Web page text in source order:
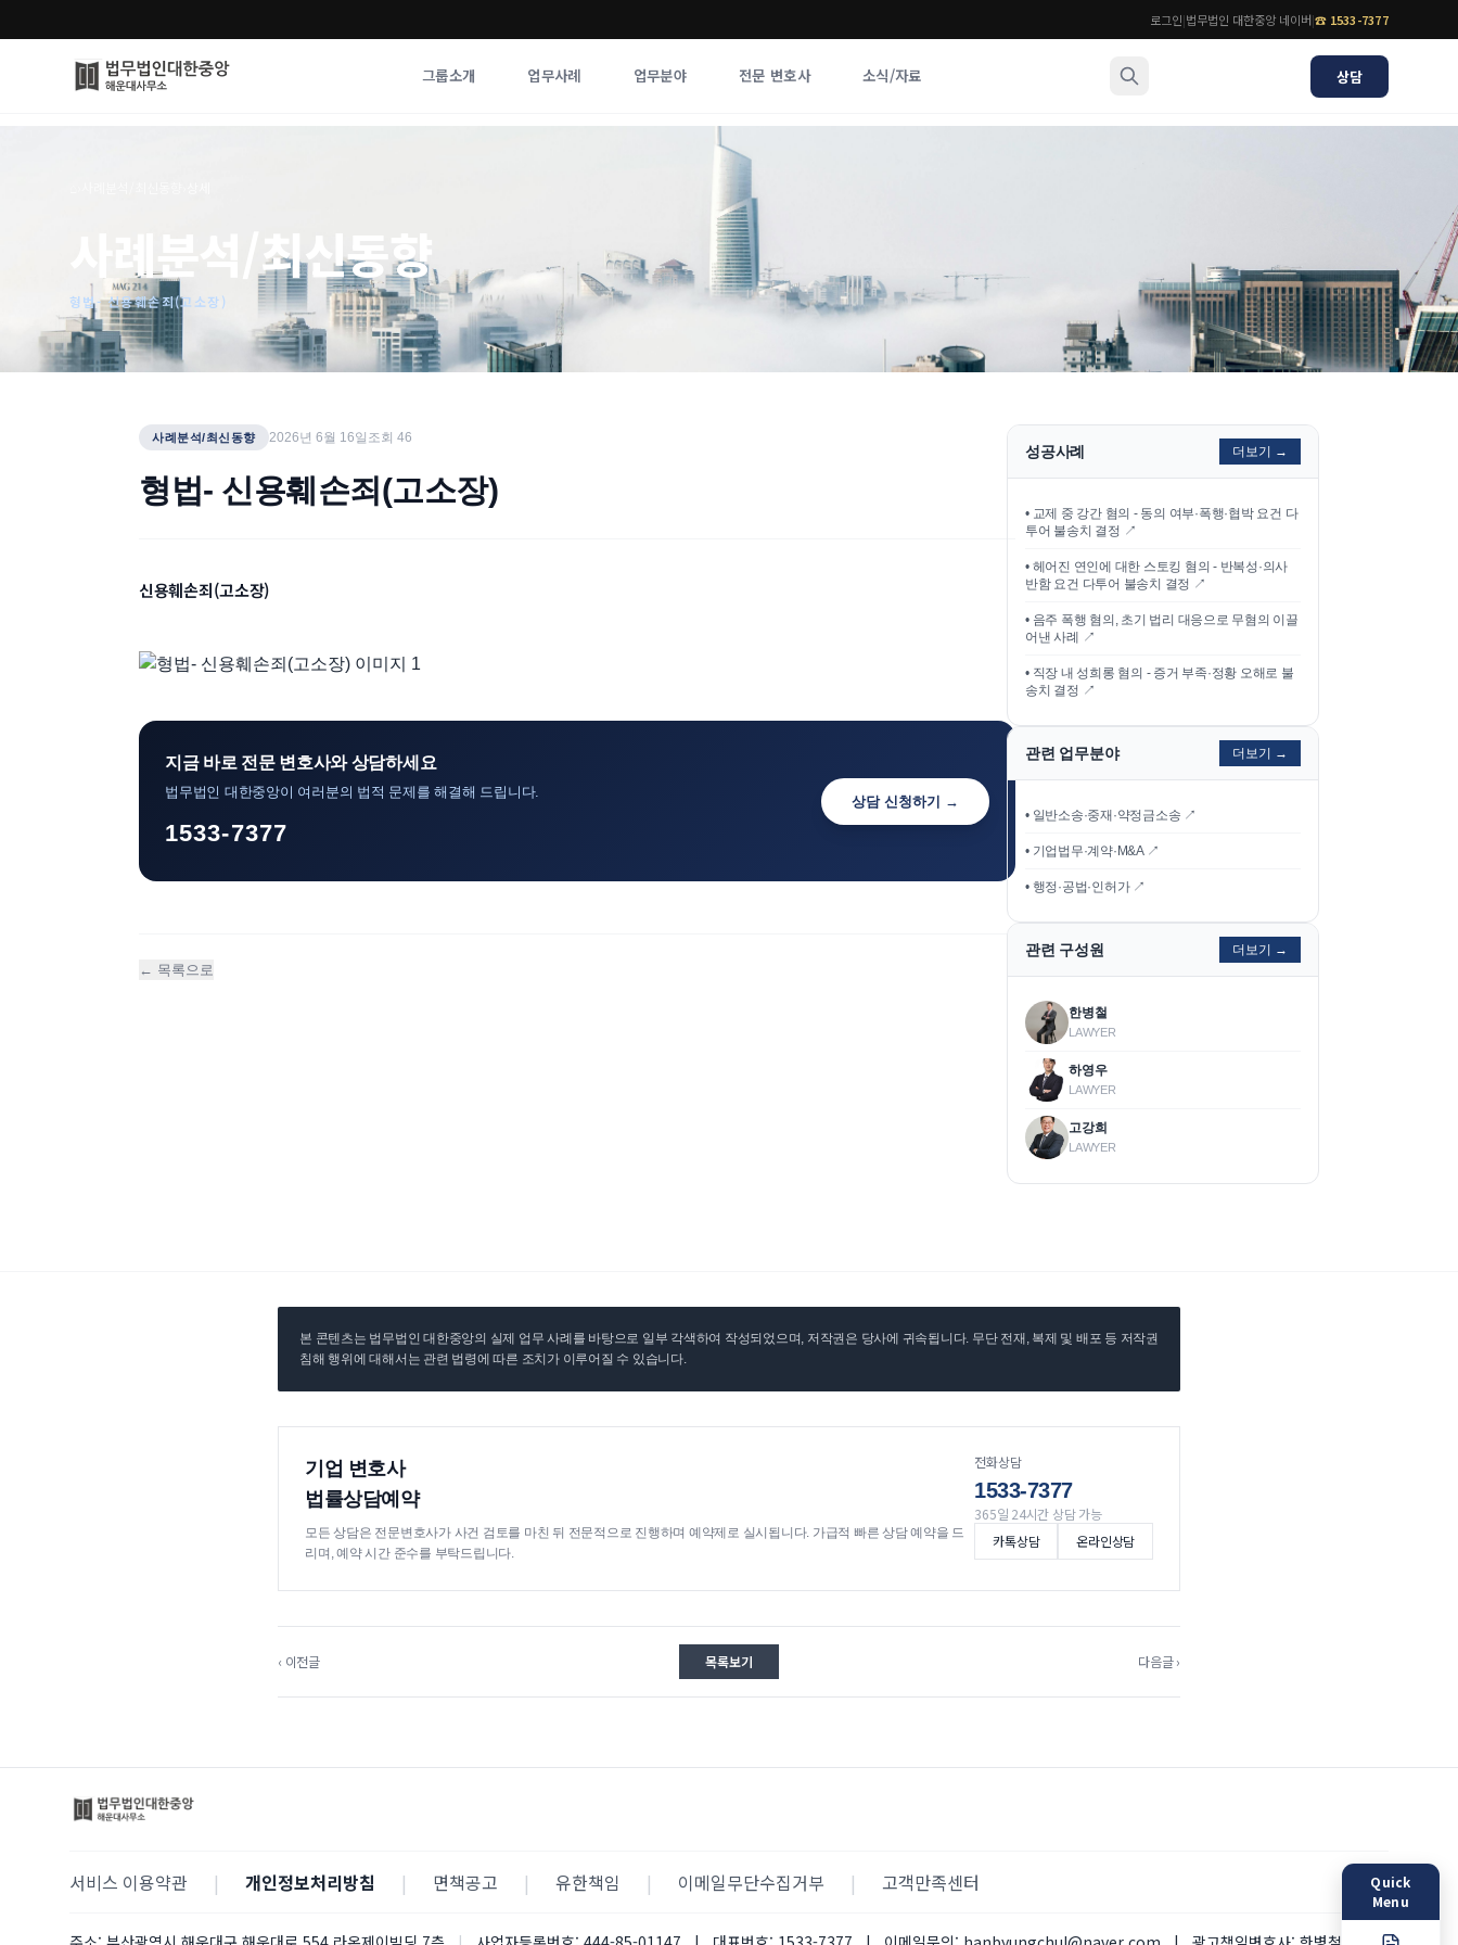
로그인|법무법인 대한중앙 네이버|☎ 1533-7377
그룹소개 업무사례 업무분야 전문 변호사 소식/자료 상담
사례분석/최신동향
법률정보
법률지식인
고객후기
법률 블로그
법률서식
뉴스레터/브로슈어
사례분석/최신동향
형법- 신용훼손죄(고소장)
사례분석/최신동향 2026년 6월 16일 조회 46
형법- 신용훼손죄(고소장)
신용훼손죄(고소장)
지금 바로 전문 변호사와 상담하세요
법무법인 대한중앙이 여러분의 법적 문제를 해결해 드립니다.
1533-7377
상담 신청하기 →
← 목록으로
성공사례 더보기 →
• 교제 중 강간 혐의 - 동의 여부·폭행·협박 요건 다
투어 불송치 결정 ↗
• 헤어진 연인에 대한 스토킹 혐의 - 반복성·의사
반함 요건 다투어 불송치 결정 ↗
• 음주 폭행 혐의, 초기 법리 대응으로 무혐의 이끌
어낸 사례
↗
• 직장 내 성희롱 혐의 - 증거 부족·정황 오해로 불
송치 결정 ↗
관련 업무분야 더보기 →
• 일반소송·중재·약정금소송 ↗
• 기업법무·계약·M&A ↗
• 행정·공법·인허가 ↗
관련 구성원 더보기 →
한병철
LAWYER
하영우
LAWYER
고강희
LAWYER
본 콘텐츠는 법무법인 대한중앙의 실제 업무 사례를 바탕으로 일부 각색하여 작성되었으며, 저작권은 당사에 귀속됩니다. 무단 전재, 복제 및 배포 등 저작권
침해 행위에 대해서는 관련 법령에 따른 조치가 이루어질 수 있습니다.
기업 변호사
법률상담예약
모든 상담은 전문변호사가 사건 검토를 마친 뒤 전문적으로 진행하며 예약제로 실시됩니다. 가급적 빠른 상담 예약을 드
리며, 예약 시간 준수를 부탁드립니다.
전화상담
1533-7377
365일 24시간 상담 가능
카톡상담
온라인상담
‹ 이전글 목록보기 다음글 ›
서비스 이용약관 | 개인정보처리방침 | 면책공고 | 유한책임 | 이메일무단수집거부 | 고객만족센터
Quick
Menu